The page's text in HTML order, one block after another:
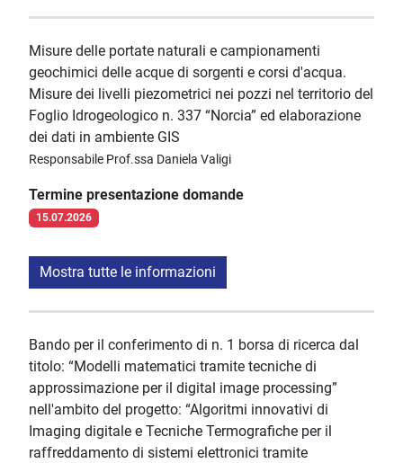
Misure delle portate naturali e campionamenti
geochimici delle acque di sorgenti e corsi d'acqua.
Misure dei livelli piezometrici nei pozzi nel territorio del
Foglio Idrogeologico n. 337 “Norcia” ed elaborazione
dei dati in ambiente GIS
Responsabile Prof.ssa Daniela Valigi
Termine presentazione domande
15.07.2026
Mostra tutte le informazioni
Bando per il conferimento di n. 1 borsa di ricerca dal
titolo: “Modelli matematici tramite tecniche di
approssimazione per il digital image processing”
nell'ambito del progetto: “Algoritmi innovativi di
Imaging digitale e Tecniche Termografiche per il
raffreddamento di sistemi elettronici tramite